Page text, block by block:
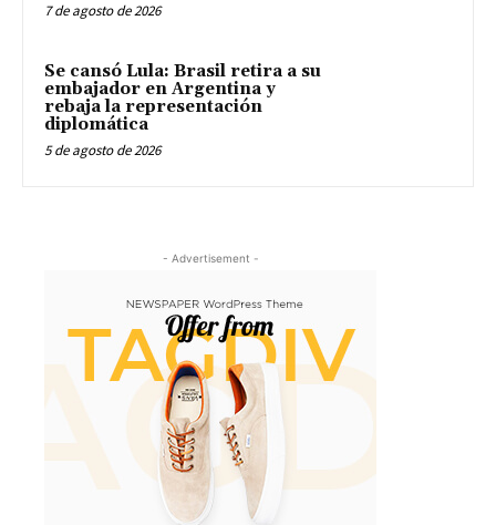
7 de agosto de 2026
Se cansó Lula: Brasil retira a su
embajador en Argentina y
rebaja la representación
diplomática
5 de agosto de 2026
- Advertisement -